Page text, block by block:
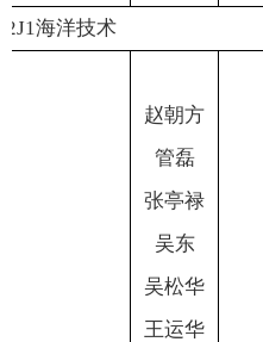
海洋技术
赵朝方
管磊
张亭禄
吴东
吴松华
王运华